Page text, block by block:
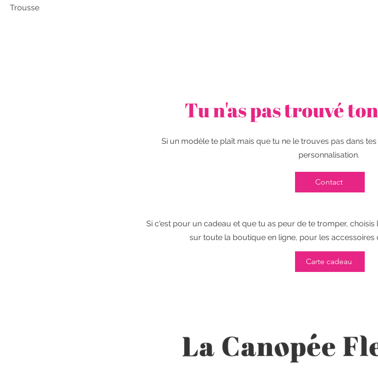
Trousse
Tu n'as pas trouvé
Si un modèle te plaît mais que tu ne le trouves pas dans
personnalisation.
Si c'est pour un cadeau et que tu as peur de te tromper,
sur toute la boutique en ligne, pour les
Contact
Carte cadeau